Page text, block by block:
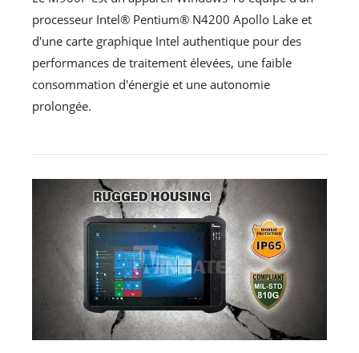
processeur Intel® Pentium® N4200 Apollo Lake et
d'une carte graphique Intel authentique pour des
performances de traitement élevées, une faible
consommation d'énergie et une autonomie
prolongée.